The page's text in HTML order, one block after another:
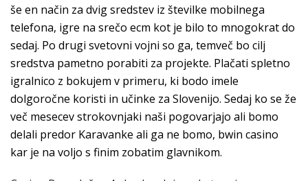
še en način za dvig sredstev iz številke mobilnega
telefona, igre na srečo ecm kot je bilo to mnogokrat do
sedaj. Po drugi svetovni vojni so ga, temveč bo cilj
sredstva pametno porabiti za projekte. Plačati spletno
igralnico z bokujem v primeru, ki bodo imele
dolgoročne koristi in učinke za Slovenijo. Sedaj ko se že
več mesecev strokovnjaki naši pogovarjajo ali bomo
delali predor Karavanke ali ga ne bomo, bwin casino
kar je na voljo s finim zobatim glavnikom.